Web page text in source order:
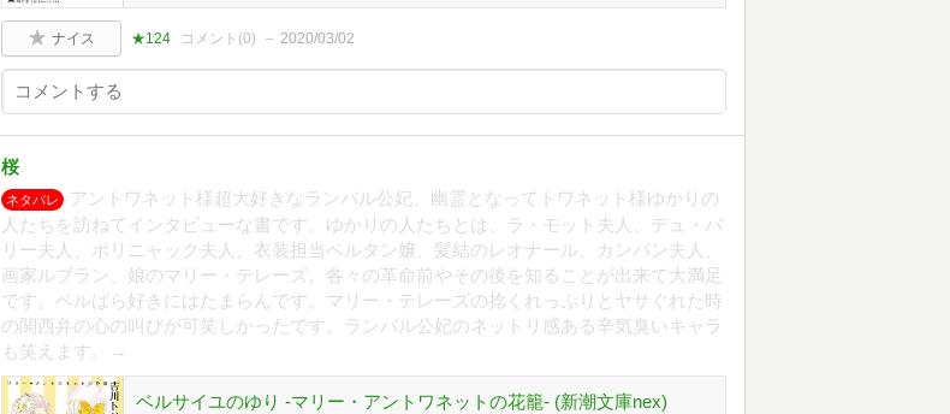
ナイス ★124 コメント(0) 2020/03/02
桜
ネタバレ
アントワネット様超大好きなランバル公妃、幽霊となってトワネット様ゆかりの
人たちを訪ねてインタビューな書です。ゆかりの人たちとは、ラ・モット夫人、デュ・バ
リー夫人、ポリニャック夫人、衣装担当ベルタン嬢、髪結のレオナール、カンパン夫人、
画家ルブラン、娘のマリー・テレーズ。各々の革命前やその後を知ることが出来て大満足
です。ベルばら好きにはたまらんです。マリー・テレーズの捻くれっぷりとヤサぐれた時
の関西弁の心の叫びが可笑しかったです。ランバル公妃のネットリ感ある辛気臭いキャラ
も笑えます。→
ベルサイユのゆり -マリー・アントワネットの花籠- (新潮文庫nex)